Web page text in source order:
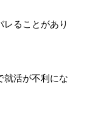
レることがあり
就活が不利にな